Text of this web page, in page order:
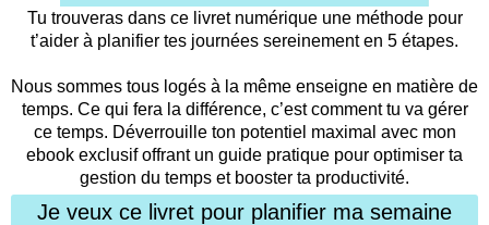
Tu trouveras dans ce livret numérique une méthode pour
t’aider à planifier tes journées sereinement en 5 étapes.
Nous sommes tous logés à la même enseigne en matière de
temps. Ce qui fera la différence, c’est comment tu va gérer
ce temps. Déverrouille ton potentiel maximal avec mon
ebook exclusif offrant un guide pratique pour optimiser ta
gestion du temps et booster ta productivité.
Je veux ce livret pour planifier ma semaine